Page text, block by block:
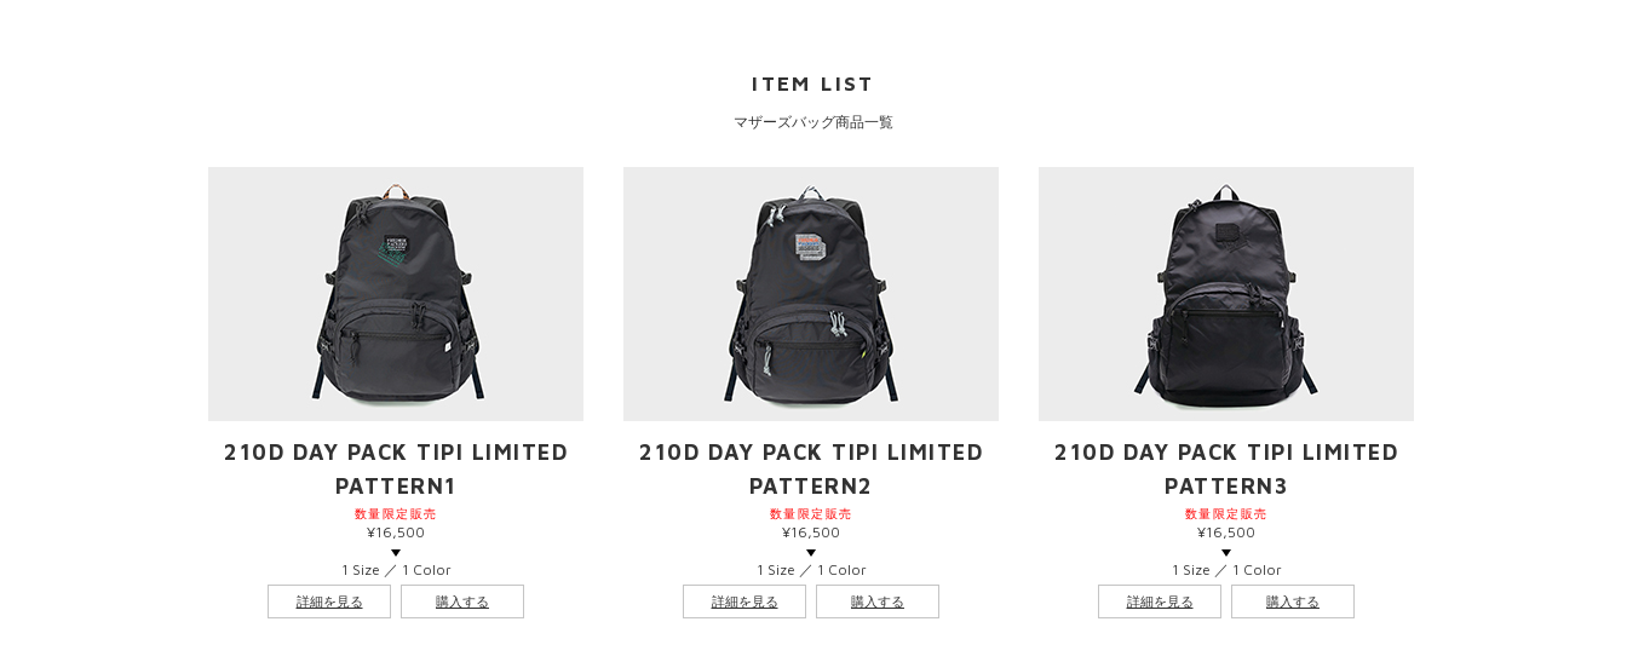
ITEM LIST
マザーズバッグ商品一覧
210D DAY PACK TIPI LIMITED
PATTERN1
数量限定販売
¥16,500
1 Size ／ 1 Color
詳細を見る 購入する
210D DAY PACK TIPI LIMITED
PATTERN2
数量限定販売
¥16,500
1 Size ／ 1 Color
詳細を見る 購入する
210D DAY PACK TIPI LIMITED
PATTERN3
数量限定販売
¥16,500
1 Size ／ 1 Color
詳細を見る 購入する